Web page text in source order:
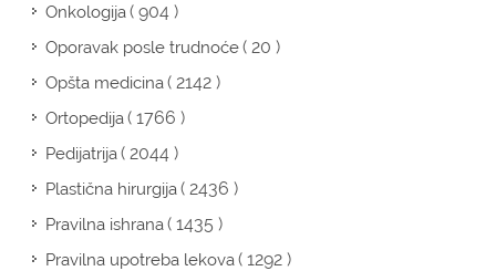
Onkologija( 904 )
Oporavak posle trudnoće( 20 )
Opšta medicina( 2142 )
Ortopedija( 1766 )
Pedijatrija( 2044 )
Plastična hirurgija( 2436 )
Pravilna ishrana( 1435 )
Pravilna upotreba lekova( 1292 )